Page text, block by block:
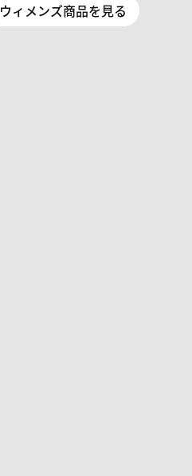
ウィメンズ商品を見る